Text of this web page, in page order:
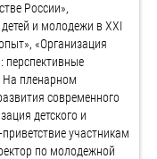
России»,
и молодежи в XXI
«Организация
перспективные
На пленарном
современного
детского и
участникам
по молодежной